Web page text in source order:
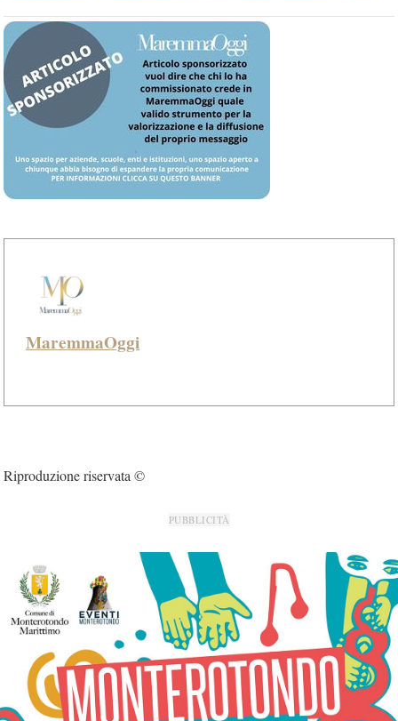
MaremmaOggi
Riproduzione riservata ©
PUBBLICITÀ